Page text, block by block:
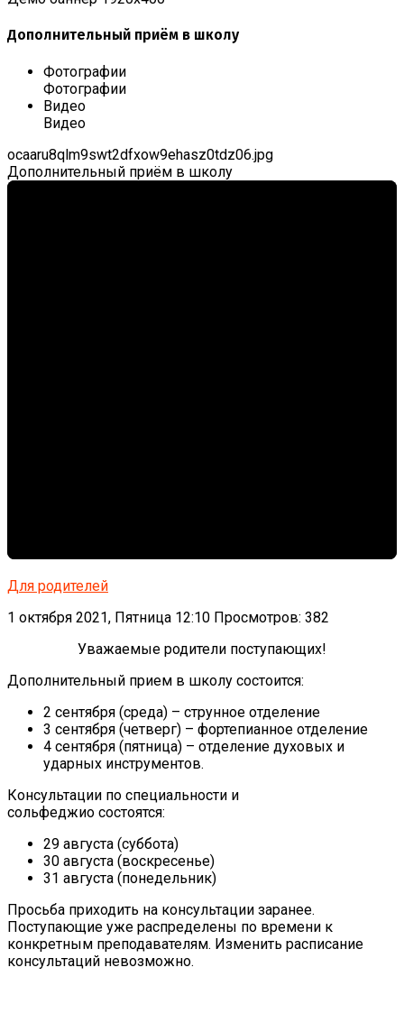
Дополнительный приём в школу
Фотографии
Фотографии
Видео
Видео
ocaaru8qlm9swt2dfxow9ehasz0tdz06.jpg
Дополнительный приём в школу
Для родителей
1 октября 2021, Пятница 12:10 Просмотров: 382
Уважаемые родители поступающих!
Дополнительный прием в школу состоится:
2 сентября (среда) – струнное отделение
3 сентября (четверг) – фортепианное отделение
4 сентября (пятница) – отделение духовых и
ударных инструментов.
Консультации по специальности и
сольфеджио состоятся:
29 августа (суббота)
30 августа (воскресенье)
31 августа (понедельник)
Просьба приходить на консультации заранее.
Поступающие уже распределены по времени к
конкретным преподавателям. Изменить расписание
консультаций невозможно.